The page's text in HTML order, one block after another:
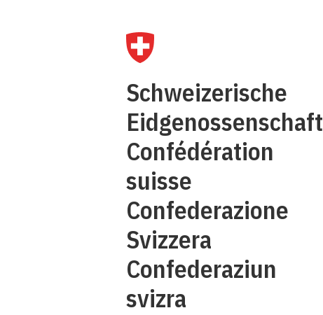
Schweizerische
Eidgenossenschaft
Confédération
suisse
Confederazione
Svizzera
Confederaziun
svizra